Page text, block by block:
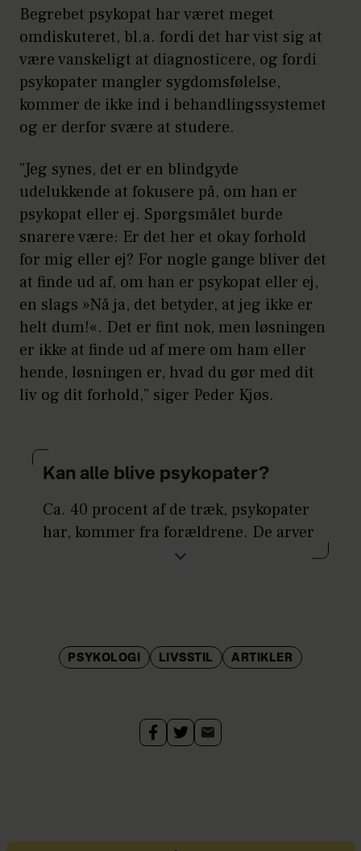
handlinger
Flere typer lovovertrædelser
blandt de følgende 10:
indbrud, røveri, narkotika,
frihedsberøvelse, mord
våbenbesiddelse, seksuelle
overgreb, grov uagtsomhed,
bedrageri, flugt fra fængsel.
Kilde:Psykopati-tjekliste / Robert D.
Hare
OBS: Dette er kun ment som en
indikation af de faktorer, der
kendetegner en psykopat. Kun
specialister i psykiatri kan stille en
interviewe og vurdere en person.
Dette er et af flere internationale
diagnosesystemer.
Begrebet psykopat har været meget
omdiskuteret, bl.a. fordi det har vist sig at
være vanskeligt at diagnosticere, og fordi
psykopater mangler sygdomsfølelse,
kommer de ikke ind i behandlingssystemet
og er derfor svære at studere.
”Jeg synes, det er en blindgyde
udelukkende at fokusere på, om han er
psykopat eller ej. Spørgsmålet burde
snarere være: Er det her et okay forhold
for mig eller ej? For nogle gange bliver det
at finde ud af, om han er psykopat eller ej,
en slags »Nå ja, det betyder, at jeg ikke er
helt dum!«. Det er fint nok, men løsningen
er ikke at finde ud af mere om ham eller
hende, løsningen er, hvad du gør med dit
liv og dit forhold,” siger Peder Kjøs.
Kan alle blive psykopater?
Ca. 40 procent af de træk, psykopater
har, kommer fra forældrene. De arver
ikke lysten til at begå kriminalitet,
tolerance overfor frygt har mindre
behov for at føle sig trygge eller
bliver typisk ikke afskrækket af frygten
for straf. Hvis man er genetisk
Andre studier viser, at ca. 50% af
PSYKOLOGI LIVSSTIL ARTIKLER